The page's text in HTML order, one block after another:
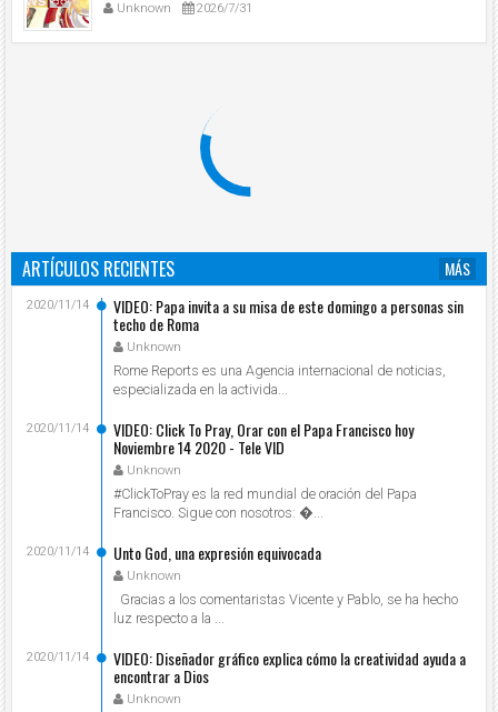
Unknown 2026/7/31
ARTÍCULOS RECIENTES
MÁS
VIDEO: Papa invita a su misa de este domingo a personas sin
techo de Roma
Unknown
2020/11/14
Rome Reports es una Agencia internacional de noticias,
especializada en la activida...
VIDEO: Click To Pray, Orar con el Papa Francisco hoy
Noviembre 14 2020 - Tele VID
Unknown
2020/11/14
#ClickToPray es la red mundial de oración del Papa
Francisco. Sigue con nosotros: ...
Unto God, una expresión equivocada
Unknown
2020/11/14
Gracias a los comentaristas Vicente y Pablo, se ha hecho
luz respecto a la ...
VIDEO: Diseñador gráfico explica cómo la creatividad ayuda a
encontrar a Dios
Unknown
2020/11/14